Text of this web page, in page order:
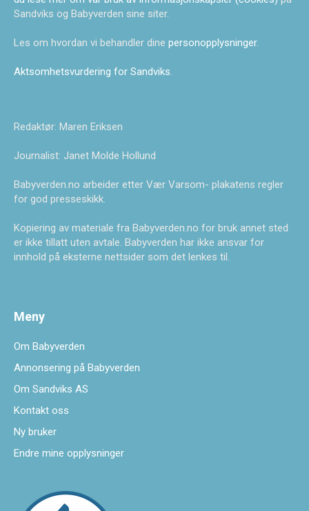
Sandviks og Babyverden sine siter.
Les om hvordan vi behandler dine personopplysninger.
Aktsomhetsvurdering for Sandviks.
Redaktør: Maren Eriksen
Journalist: Janet Molde Hollund
Babyverden.no arbeider etter Vær Varsom- plakatens regler
for god presseskikk.
Kopiering av materiale fra Babyverden.no for bruk annet sted
er ikke tillatt uten avtale. Babyverden har ikke ansvar for
innhold på eksterne nettsider som det lenkes til.
Meny
Om Babyverden
Annonsering på Babyverden
Om Sandviks AS
Kontakt oss
Ny bruker
Endre mine opplysninger